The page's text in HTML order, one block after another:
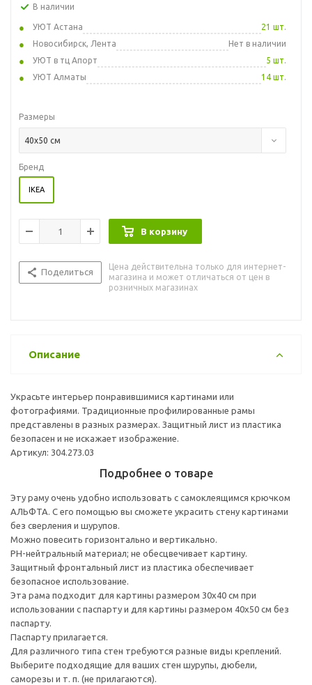
В наличии
УЮТ Астана
21 шт.
Новосибирск, Лента
Нет в наличии
УЮТ в тц Апорт
5 шт.
УЮТ Алматы
14 шт.
Размеры
40x50 см
Бренд
IKEA
В корзину
Поделиться
Цена действительна только для интернет-
магазина и может отличаться от цен в
розничных магазинах
Описание
Украсьте интерьер понравившимися картинами или
фотографиями. Традиционные профилированные рамы
представлены в разных размерах. Защитный лист из пластика
безопасен и не искажает изображение.
Артикул: 304.273.03
Подробнее о товаре
Эту раму очень удобно использовать с самоклеящимся крючком
АЛЬФТА. С его помощью вы сможете украсить стену картинами
без сверления и шурупов.
Можно повесить горизонтально и вертикально.
PH-нейтральный материал; не обесцвечивает картину.
Защитный фронтальный лист из пластика обеспечивает
безопасное использование.
Эта рама подходит для картины размером 30х40 см при
использовании с паспарту и для картины размером 40х50 см без
паспарту.
Паспарту прилагается.
Для различного типа стен требуются разные виды креплений.
Выберите подходящие для ваших стен шурупы, дюбели,
саморезы и т. п. (не прилагаются).